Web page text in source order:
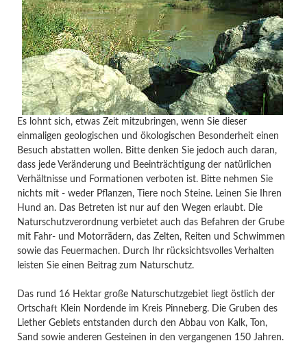
Es lohnt sich, etwas Zeit mitzubringen, wenn Sie dieser
einmaligen geologischen und ökologischen Besonderheit einen
Besuch abstatten wollen. Bitte denken Sie jedoch auch daran,
dass jede Veränderung und Beeinträchtigung der natürlichen
Verhältnisse und Formationen verboten ist. Bitte nehmen Sie
nichts mit - weder Pflanzen, Tiere noch Steine. Leinen Sie Ihren
Hund an. Das Betreten ist nur auf den Wegen erlaubt. Die
Naturschutzverordnung verbietet auch das Befahren der Grube
mit Fahr- und Motorrädern, das Zelten, Reiten und Schwimmen
sowie das Feuermachen. Durch Ihr rücksichtsvolles Verhalten
leisten Sie einen Beitrag zum Naturschutz.
Das rund 16 Hektar große Naturschutzgebiet liegt östlich der
Ortschaft Klein Nordende im Kreis Pinneberg. Die Gruben des
Liether Gebiets entstanden durch den Abbau von Kalk, Ton,
Sand sowie anderen Gesteinen in den vergangenen 150 Jahren.